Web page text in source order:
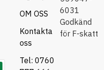
OM OSS
Kontakta
oss
Tel: 0760
6031
Godkänd
för F-skatt